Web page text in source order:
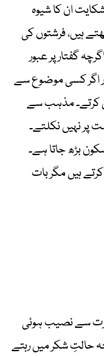
ان کا شیوہ
ہیں، فرشتوں کی
گفتار پر عبور
اگر کسی موضوع سے
کرتے۔ مذہب سے
پر نہیں نکلتے۔
بڑھ جاتا ہے۔
ہیں مگر بات
سے نصیب ہوئی
حالتِ شکر میں رہتے